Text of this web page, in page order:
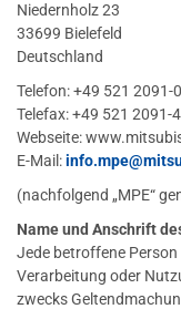
Niedernholz 23
33699 Bielefeld
Deutschland
Telefon: +49 521 2091-0
Telefax: +49 521 2091-
Webseite:
E-Mail:info.mpe
(nachfolgend „MPE“
Name und Anschrift
Jede betroffene
Verarbeitung oder
zwecks